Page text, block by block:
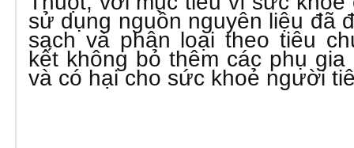
sử dụng nguồn nguyên liệu đã
sạch và phân loại theo tiêu
kết không bỏ thêm các phụ
và có hại cho sức khoẻ người